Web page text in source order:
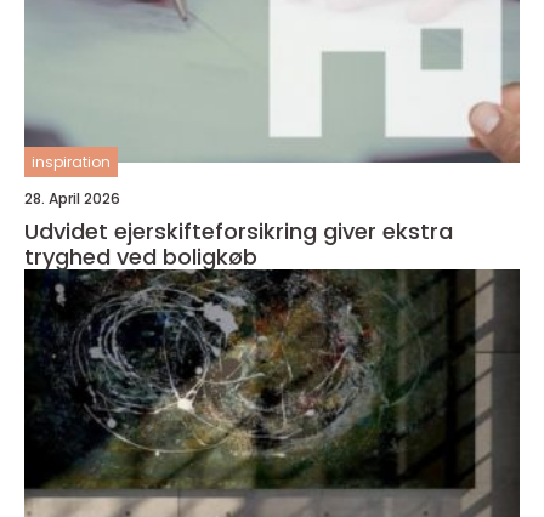
inspiration
28. April 2026
Udvidet ejerskifteforsikring giver ekstra
tryghed ved boligkøb